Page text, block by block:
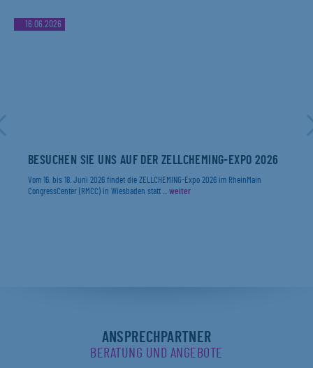
16.06.2026
BESUCHEN SIE UNS AUF DER ZELLCHEMING-EXPO 2026
Vom 16. bis 18. Juni 2026 findet die ZELLCHEMING-Expo 2026 im RheinMain
CongressCenter (RMCC) in Wiesbaden statt ... weiter
ANSPRECHPARTNER
BERATUNG UND ANGEBOTE